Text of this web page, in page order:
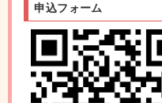
申込フォーム